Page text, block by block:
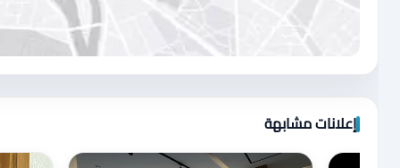
اضغط لتحميل الموقع
إعلانات مشابهة